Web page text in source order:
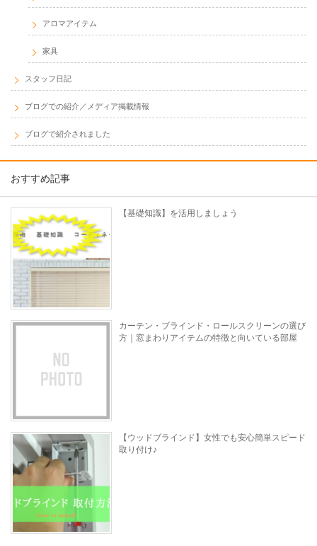
アロマアイテム
家具
スタッフ日記
ブログでの紹介／メディア掲載情報
ブログで紹介されました
おすすめ記事
【基礎知識】を活用しましょう
カーテン・ブラインド・ロールスクリーンの選び
方｜窓まわりアイテムの特徴と向いている部屋
【ウッドブラインド】女性でも安心簡単スピード
取り付け♪